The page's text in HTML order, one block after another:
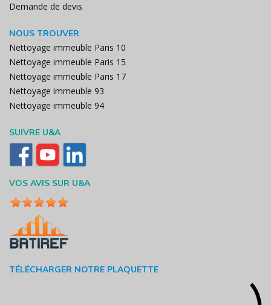
Demande de devis
NOUS TROUVER
Nettoyage immeuble Paris 10
Nettoyage immeuble Paris 15
Nettoyage immeuble Paris 17
Nettoyage immeuble 93
Nettoyage immeuble 94
SUIVRE U&A
VOS AVIS SUR U&A
TÉLÉCHARGER NOTRE PLAQUETTE